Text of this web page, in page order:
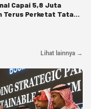
Capai 5,8 Juta
Terus Perketat Tata
Lihat lainnya →